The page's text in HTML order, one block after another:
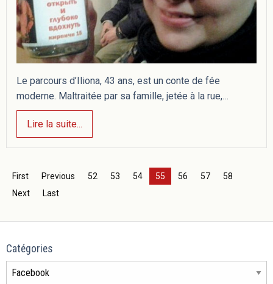
Le parcours d’Iliona, 43 ans, est un conte de fée
moderne. Maltraitée par sa famille, jetée à la rue,…
Lire la suite...
First Previous 52 53 54 55 56 57
58
Next
Last
Catégories